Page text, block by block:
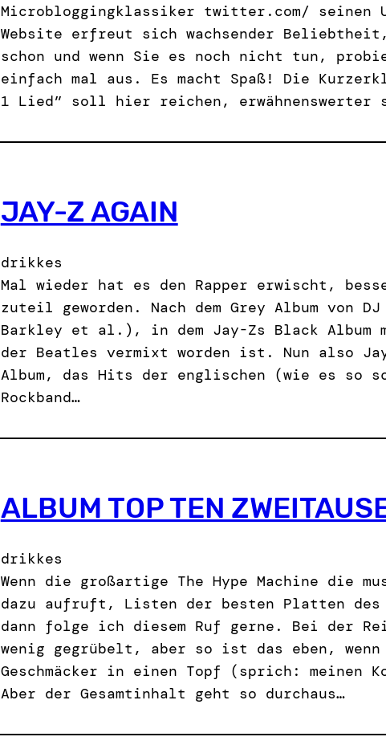
Microbloggingklassiker twitter.com/
Website erfreut sich wachsender
schon und wenn Sie es noch nicht tun,
einfach mal aus. Es macht Spaß! Die
1 Lied” soll hier reichen, erwähnenswerter
JAY-Z AGAIN
drikkes
Mal wieder hat es den Rapper erwischt,
zuteil geworden. Nach dem Grey Album von DJ
Barkley et al.), in dem Jay-Zs Black Album
der Beatles vermixt worden ist. Nun also
Album, das Hits der englischen (wie es so
Rockband…
ALBUM TOP TEN
drikkes
Wenn die großartige The Hype Machine die
dazu aufruft, Listen der besten Platten des
dann folge ich diesem Ruf gerne. Bei der
wenig gegrübelt, aber so ist das eben, wenn
Geschmäcker in einen Topf (sprich: meinen
Aber der Gesamtinhalt geht so durchaus…